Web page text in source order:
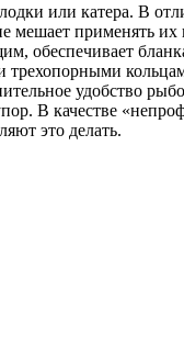
или катера. В
мешает применять
обеспечивает
удобство
В качестве
это делать.